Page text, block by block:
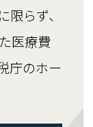
らず、
医療費
庁のホー